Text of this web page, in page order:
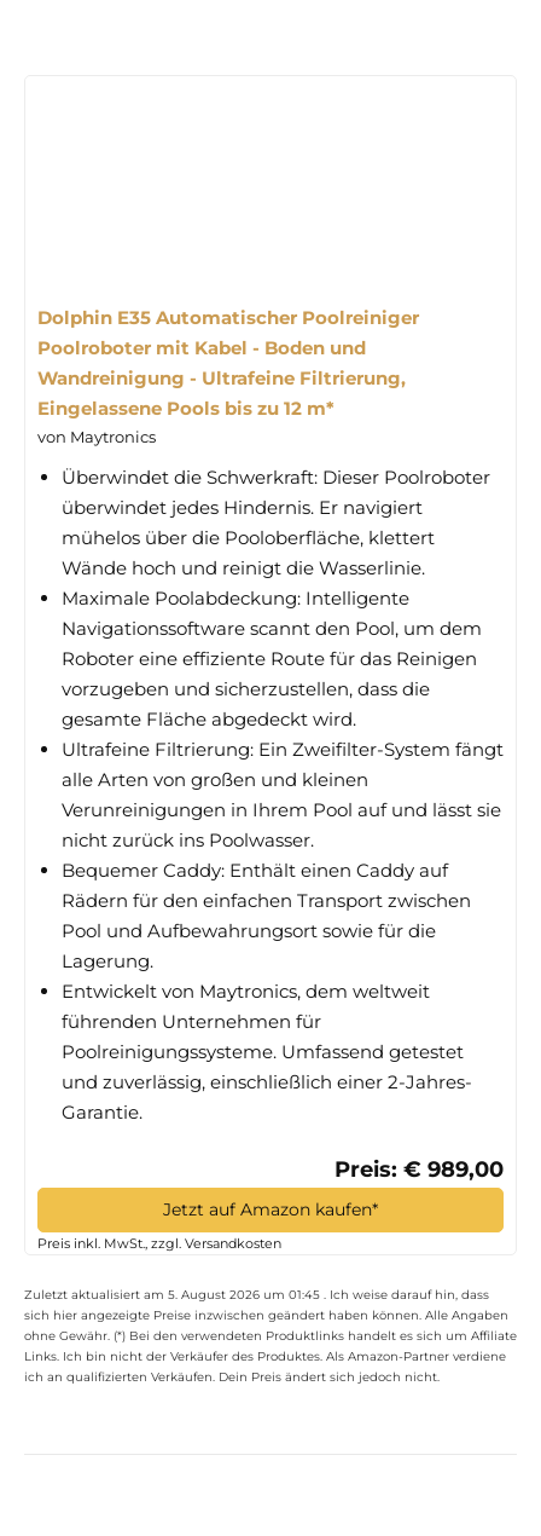
Dolphin E35 Automatischer Poolreiniger
Poolroboter mit Kabel - Boden und
Wandreinigung - Ultrafeine Filtrierung,
Eingelassene Pools bis zu 12 m*
von Maytronics
Überwindet die Schwerkraft: Dieser Poolroboter
überwindet jedes Hindernis. Er navigiert
mühelos über die Pooloberfläche, klettert
Wände hoch und reinigt die Wasserlinie.
Maximale Poolabdeckung: Intelligente
Navigationssoftware scannt den Pool, um dem
Roboter eine effiziente Route für das Reinigen
vorzugeben und sicherzustellen, dass die
gesamte Fläche abgedeckt wird.
Ultrafeine Filtrierung: Ein Zweifilter-System fängt
alle Arten von großen und kleinen
Verunreinigungen in Ihrem Pool auf und lässt sie
nicht zurück ins Poolwasser.
Bequemer Caddy: Enthält einen Caddy auf
Rädern für den einfachen Transport zwischen
Pool und Aufbewahrungsort sowie für die
Lagerung.
Entwickelt von Maytronics, dem weltweit
führenden Unternehmen für
Poolreinigungssysteme. Umfassend getestet
und zuverlässig, einschließlich einer 2-Jahres-
Garantie.
Preis: € 989,00
Jetzt auf Amazon kaufen*
Preis inkl. MwSt., zzgl. Versandkosten
Zuletzt aktualisiert am 5. August 2026 um 01:45 . Ich weise darauf hin, dass
sich hier angezeigte Preise inzwischen geändert haben können. Alle Angaben
ohne Gewähr. (*) Bei den verwendeten Produktlinks handelt es sich um Affiliate
Links. Ich bin nicht der Verkäufer des Produktes. Als Amazon-Partner verdiene
ich an qualifizierten Verkäufen. Dein Preis ändert sich jedoch nicht.